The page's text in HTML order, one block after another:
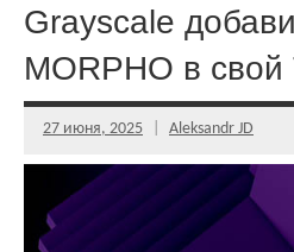
Grayscale
MORPHO в свой
27 июня, 2025 Aleksandr JD